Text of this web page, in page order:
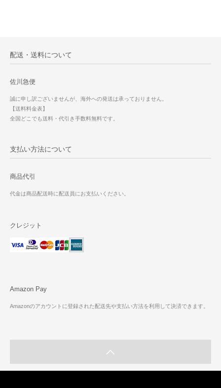
配送・送料について
佐川急便
誠に申し訳ございませんが、海外への発送は承っておりません。
【送料料金表】
全国どこでも送料・代引き手数料無料です。
支払い方法について
商品代引
代金は商品配送時に配送員にお支払いください。
クレジット
Amazon Pay
Amazonのアカウントに登録された配送先や支払い方法を利用して決済できます。